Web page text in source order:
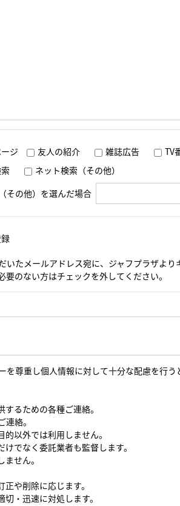
ジ 友人の紹介 雑誌広告 TV
ネット検索（その他）
その他）を選んだ場合
いたメールアドレス宛に、ジャフプラザよ
要のない方はチェックを外してください。
を尊重し個人情報に対して十分な配慮を行
るための各種ご連絡。
絡。
以外では利用しません。
でなく委託業者も監督します。
せん。
や削除に応じます。
・迅速に対処します。